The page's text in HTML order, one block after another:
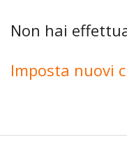
Non hai
Imposta nuovi